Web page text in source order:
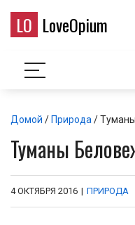
LO LoveOpium
Домой / Природа /
Туманы
4 ОКТЯБРЯ 2016 | ПРИРОДА